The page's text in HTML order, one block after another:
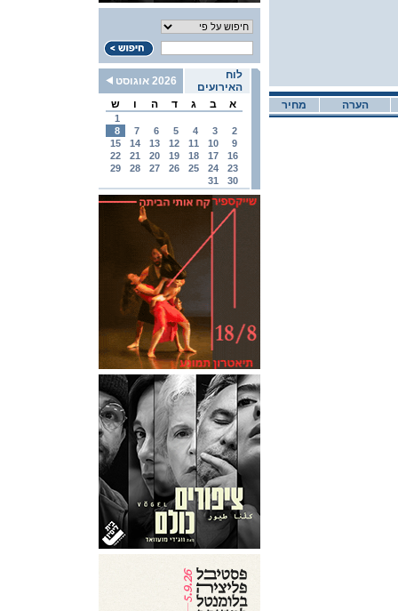
לוח
האירועים
2026 אוגוסט
א
ב ג ד ה ו ש
1
2
3
4
5
6
7
8
9
10
11
12
13
14
15
16
17
18
19
20
21
22
23
24
25
26
27
28
29
30
31
מחיר הערה